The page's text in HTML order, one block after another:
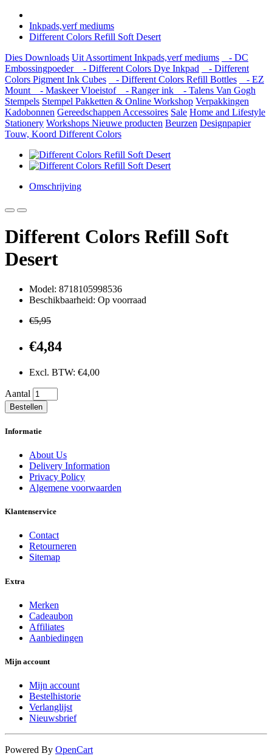
Inkpads,verf mediums
Different Colors Refill Soft Desert
Dies Downloads Uit Assortiment Inkpads,verf mediums
- DC
Embossingpoeder
- Different Colors Dye Inkpad
- Different
Colors Pigment Ink Cubes
- Different Colors Refill Bottles
- EZ
Mount
- Maskeer Vloeistof - Ranger ink
- Talens Van Gogh
Stempels Stempel Pakketten & Online Workshop Verpakkingen
Kadobonnen Gereedschappen Accessoires Sale Home and Lifestyle
Stationery Workshops Nieuwe producten Beurzen Designpapier
Touw, Koord Different Colors
Omschrijving
Different Colors Refill Soft
Desert
Model: 8718105998536
Beschikbaarheid: Op voorraad
€5,95
€4,84
Excl. BTW: €4,00
Aantal
Bestellen
Informatie
About Us
Delivery Information
Privacy Policy
Algemene voorwaarden
Klantenservice
Contact
Retourneren
Sitemap
Extra
Merken
Cadeaubon
Affiliates
Aanbiedingen
Mijn account
Mijn account
Bestelhistorie
Verlanglijst
Nieuwsbrief
Powered By OpenCart